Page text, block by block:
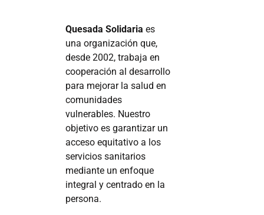
Quesada Solidaria es
una organización que,
desde 2002, trabaja en
cooperación al desarrollo
para mejorar la salud en
comunidades
vulnerables. Nuestro
objetivo es garantizar un
acceso equitativo a los
servicios sanitarios
mediante un enfoque
integral y centrado en la
persona.